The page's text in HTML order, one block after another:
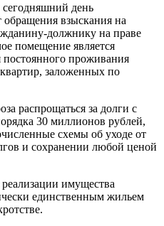
день
обращения взыскания на
должнику на праве
помещение является
проживания
заложенных по
распрощаться за долги с
30 миллионов рублей,
схемы об уходе от
и сохранении любой ценой
имущества
единственным жильем